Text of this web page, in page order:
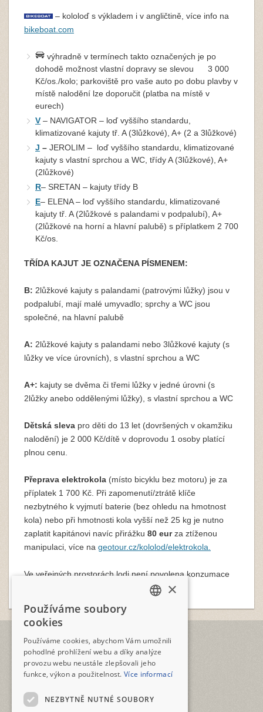
– kololoď s výkladem i v angličtině, více info na
bikeboat.com
výhradně v termínech takto označených je po
dohodě možnost vlastní dopravy se slevou 3 000
Kč/os./kolo; parkoviště pro vaše auto po dobu plavby v
místě nalodění lze doporučit (platba na místě v
eurech)
V – NAVIGATOR – loď vyššího standardu,
klimatizované kajuty tř. A (3lůžkové), A+ (2 a 3lůžkové)
J – JEROLIM – loď vyššího standardu, klimatizované
kajuty s vlastní sprchou a WC, třídy A (3lůžkové), A+
(2lůžkové)
R– SRETAN – kajuty třídy B
E– ELENA – loď vyššího standardu, klimatizované
kajuty tř. A (2lůžkové s palandami v podpalubí), A+
(2lůžkové na horní a hlavní palubě) s příplatkem 2 700
Kč/os.
TŘÍDA KAJUT JE OZNAČENA PÍSMENEM:
B: 2lůžkové kajuty s palandami (patrovými lůžky) jsou v
podpalubí, mají malé umyvadlo; sprchy a WC jsou
společné, na hlavní palubě
A: 2lůžkové kajuty s palandami nebo 3lůžkové kajuty (s
lůžky ve více úrovních), s vlastní sprchou a WC
A+: kajuty se dvěma či třemi lůžky v jedné úrovni (s
2lůžky anebo oddělenými lůžky), s vlastní sprchou a WC
Dětská sleva pro děti do 13 let (dovršených v okamžiku
nalodění) je 2 000 Kč/dítě v doprovodu 1 osoby platící
plnou cenu.
Přeprava elektrokola (místo bicyklu bez motoru) je za
příplatek 1 700 Kč. Při zapomenutí/ztrátě klíče
nezbytného k vyjmutí baterie (bez ohledu na hmotnost
kola) nebo při hmotnosti kola vyšší než 25 kg je nutno
zaplatit kapitánovi navíc přirážku 80 eurza ztíženou
manipulaci, více na geotour.cz/kololod/elektrokola.
Ve veřejných prostorách lodi není povolena konzumace
nápojů pořízených mimo lodní bar.
TELEFON
+420 2573 12345
E-MAIL
×
Používáme soubory
cookies
Používáme cookies, abychom Vám umožnili
pohodlné prohlížení webu a díky analýze
provozu webu neustále zlepšovali jeho
funkce, výkon a použitelnost.Více informací
NEZBYTNĚ NUTNÉ SOUBORY